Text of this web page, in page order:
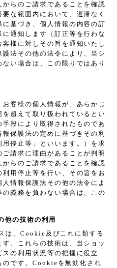
らのご請求であることを確認
な範囲内において、遅滞なく
基づき、個人情報の内容の訂
通知します（訂正等を行わな
様に対しその旨を通知いたし
法その他の法令により、当シ
い場合は、この限りではあり
客様の個人情報が、あらかじ
超えて取り扱われているとい
段により取得されたものであ
保護法の定めに基づきその利
停止等」といいます。）を求
請求に理由があることが判明
らのご請求であることを確認
用停止等を行い、その旨をお
情報保護法その他の法令によ
義務を負わない場合は、この
他の技術の利用
は、Cookie及びこれに類する
。これらの技術は、当ショッ
の利用状況等の把握に役立
のです。Cookieを無効化され